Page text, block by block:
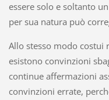
essere solo e soltanto
per sua natura può
Allo stesso modo costui
esistono convinzioni
continue affermazioni
convinzioni errate,